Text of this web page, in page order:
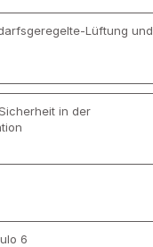
Lüftung und
in der
6